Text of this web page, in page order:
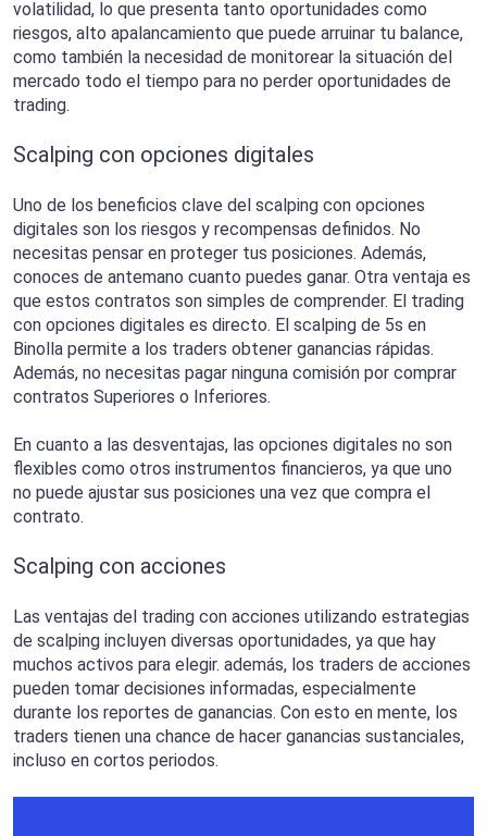
volatilidad, lo que presenta tanto oportunidades como
riesgos, alto apalancamiento que puede arruinar tu balance,
como también la necesidad de monitorear la situación del
mercado todo el tiempo para no perder oportunidades de
trading.
Scalping con opciones digitales
Uno de los beneficios clave del scalping con opciones
digitales son los riesgos y recompensas definidos. No
necesitas pensar en proteger tus posiciones. Además,
conoces de antemano cuanto puedes ganar. Otra ventaja es
que estos contratos son simples de comprender. El trading
con opciones digitales es directo. El scalping de 5s en
Binolla permite a los traders obtener ganancias rápidas.
Además, no necesitas pagar ninguna comisión por comprar
contratos Superiores o Inferiores.
En cuanto a las desventajas, las opciones digitales no son
flexibles como otros instrumentos financieros, ya que uno
no puede ajustar sus posiciones una vez que compra el
contrato.
Scalping con acciones
Las ventajas del trading con acciones utilizando estrategias
de scalping incluyen diversas oportunidades, ya que hay
muchos activos para elegir. además, los traders de acciones
pueden tomar decisiones informadas, especialmente
durante los reportes de ganancias. Con esto en mente, los
traders tienen una chance de hacer ganancias sustanciales,
incluso en cortos periodos.